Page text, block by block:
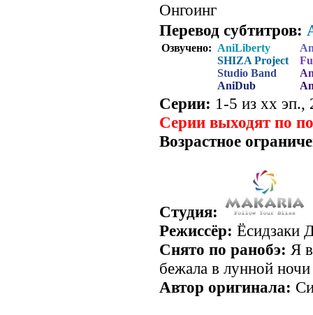
Онгоинг
Перевод субтитров:
Озвучено: AniLiberty
SHIZA Project
Studio Band
AniDub
Серии: 1-5 из хх эп.,
Серии выходят по
Возрастное
Студия:
Режиссёр: Ёсидзаки
Снято по ранобэ: Я
бежала в лунной ночи
Автор оригинала: